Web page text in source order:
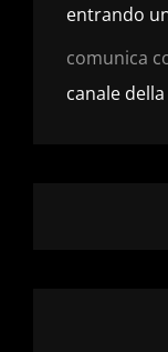
entrando
comunica
canale